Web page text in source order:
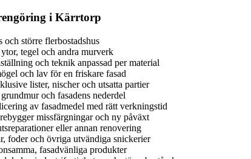
i Kärrtorp
större flerbostadshus
tegel och andra murverk
och teknik anpassad per material
och lav för en friskare fasad
lister, nischer och utsatta partier
och fasadens nederdel
av fasadmedel med rätt verkningstid
missfärgningar och ny påväxt
eller annan renovering
foder och övriga utvändiga snickerier
fasadvänliga produkter